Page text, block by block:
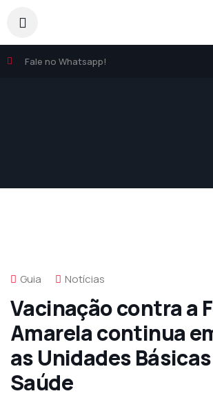
Fale no Whatsapp!
Guia Notícias
Vacinação contra a
Amarela continua
as Unidades
Saúde